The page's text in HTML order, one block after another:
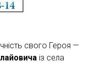
свого Героя —
із села